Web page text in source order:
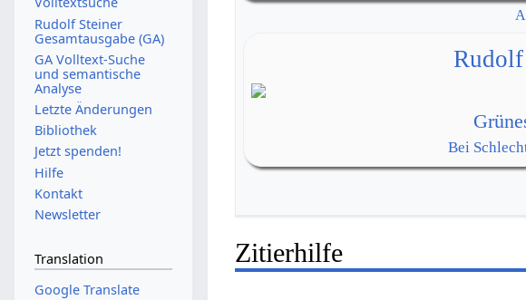
Rudolf
Bei
Zitierhilfe
Rudolf Steiner
Gesamtausgabe (GA)
GA Volltext-Suche
und semantische
Analyse
Letzte Änderungen
Bibliothek
Jetzt spenden!
Hilfe
Kontakt
Newsletter
Translation
Google Translate